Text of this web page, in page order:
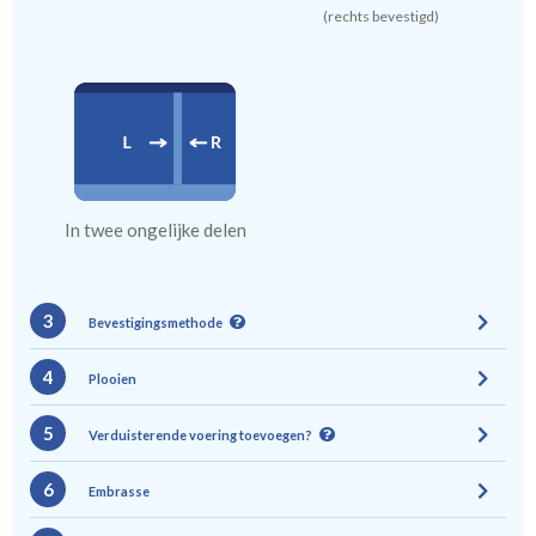
(rechts bevestigd)
In twee ongelijke delen
3 Bevestigingsmethode
Roede
4 Plooien
5 Verduisterende voering toevoegen?
Gevoerde gordijnen zorgen voor halve of gehele
verduistering. Daarnaast vormt een voering
6 Embrasse